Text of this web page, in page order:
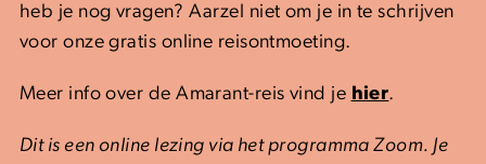
heb je nog vragen? Aarzel niet om je in te schrijven
voor onze gratis online reisontmoeting.
Meer info over de Amarant-reis vind je hier.
Dit is een online lezing via het programma Zoom. Je